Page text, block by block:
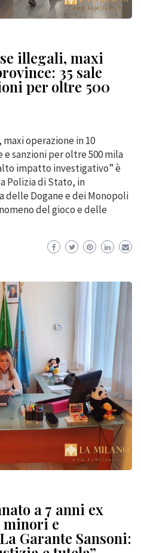
illegali, maxi
35 sale
per oltre 500
operazione in 10
sanzioni per oltre 500 mila
impatto investigativo” è
Polizia di Stato, in
delle Dogane e dei Monopoli
del gioco e delle
a 7 anni ex
minori e
Garante Sansoni: